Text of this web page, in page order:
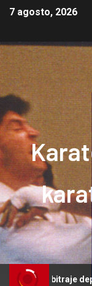
7 agosto, 2026
deportivo: